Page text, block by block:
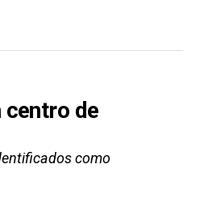
de
como